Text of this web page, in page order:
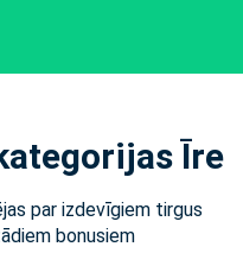
Īre
par izdevīgiem tirgus
bonusiem